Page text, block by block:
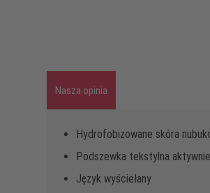
Nasza opinia
Hydrofobizowane skóra
Podszewka tekstylna
Język wyściełany